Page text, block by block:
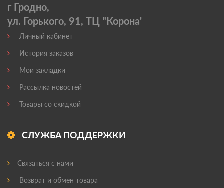
г Гродно,
ул. Горького, 91, ТЦ "Корона'
Личный кабинет
История заказов
Мои закладки
Рассылка новостей
Товары со скидкой
СЛУЖБА ПОДДЕРЖКИ
Связаться с нами
Возврат и обмен товара